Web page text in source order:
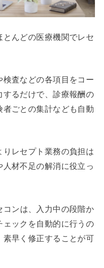
んどの医療機関でレセ
査などの各項目をコー
するだけで、診療報酬の
ごとの集計なども自動
レセプト業務の負担は
材不足の解消に役立っ
コンは、入力中の段階か
ェックを自動的に行うの
早く修正することが可